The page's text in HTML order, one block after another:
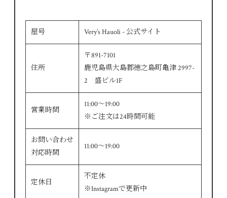
屋号 Very’s Hauoli - 公式サイト
住所
〒891-7101
鹿児島県大島郡徳之島町亀津 2997-
2 盛ビル1F
営業時間
11:00～19:00
※ご注文は24時間可能
お問い合わせ
対応時間
11:00～19:00
定休日
不定休
※Instagramで更新中